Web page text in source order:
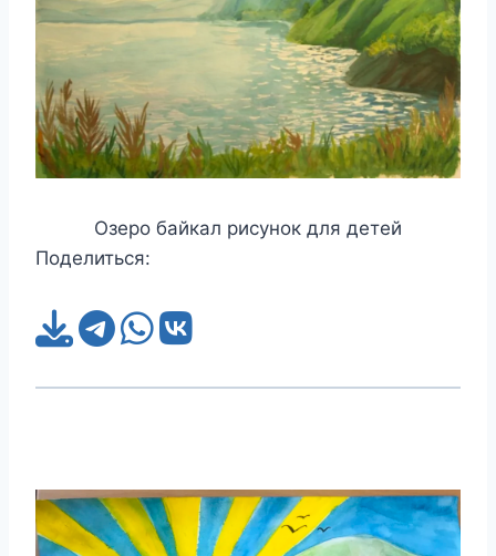
Озеро байкал рисунок для детей
Поделиться: